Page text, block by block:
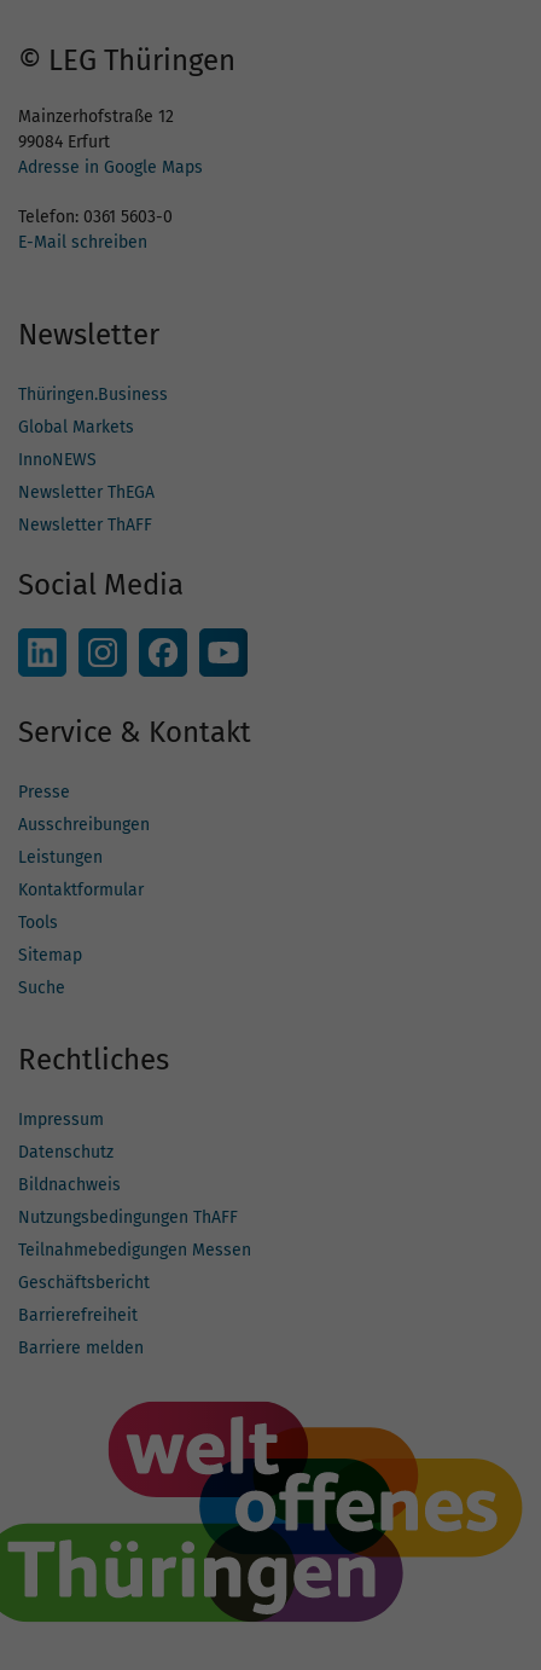
© LEG Thüringen
Mainzerhofstraße 12
99084 Erfurt
Adresse in Google Maps
Telefon: 0361 5603-0
E-Mail schreiben
Newsletter
Thüringen.Business
Global Markets
InnoNEWS
Newsletter ThEGA
Newsletter ThAFF
Social Media
Service & Kontakt
Presse
Ausschreibungen
Leistungen
Kontaktformular
Tools
Sitemap
Suche
Rechtliches
Impressum
Datenschutz
Bildnachweis
Nutzungsbedingungen ThAFF
Teilnahmebedigungen Messen
Geschäftsbericht
Barrierefreiheit
Barriere melden